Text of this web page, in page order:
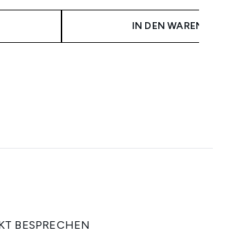
IN DEN WARENKORB